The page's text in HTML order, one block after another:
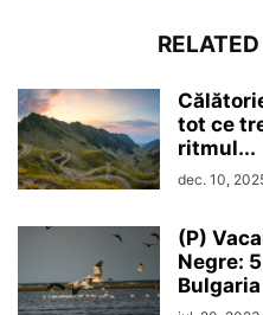
tot ce
ritmul...
dec. 10,
(P)
Negre:
Bulgaria